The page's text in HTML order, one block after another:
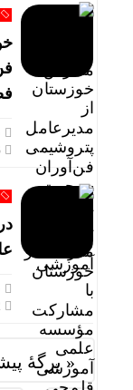
« برگه‌ٔ